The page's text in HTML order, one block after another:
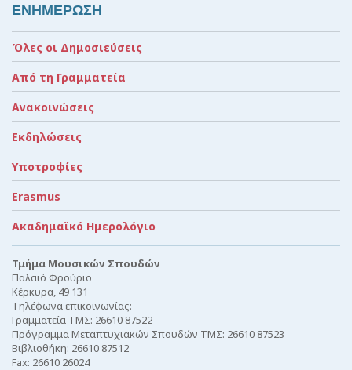
ΕΝΗΜΕΡΩΣΗ
Όλες οι Δημοσιεύσεις
Από τη Γραμματεία
Ανακοινώσεις
Εκδηλώσεις
Υποτροφίες
Erasmus
Ακαδημαϊκό Ημερολόγιο
Τμήμα Μουσικών Σπουδών
Παλαιό Φρούριο
Κέρκυρα, 49 131
Τηλέφωνα επικοινωνίας:
Γραμματεία ΤΜΣ: 26610 87522
Πρόγραμμα Μεταπτυχιακών Σπουδών ΤΜΣ: 26610 87523
Βιβλιοθήκη: 26610 87512
Fax: 26610 26024